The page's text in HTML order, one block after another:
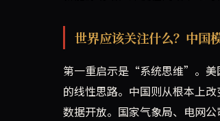
世界应该关注什么？中国
第一重启示是“系统思维”。美
的线性思路。中国则从根本上
数据开放。国家气象局、电网